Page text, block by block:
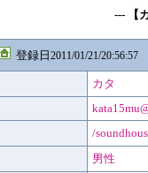
--- 【
登録日2011/01/21/20:56:57
カタ
/
男性